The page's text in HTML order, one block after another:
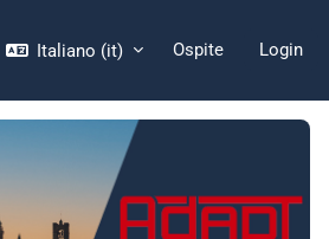
Italiano ‎(it)‎ Ospite Login